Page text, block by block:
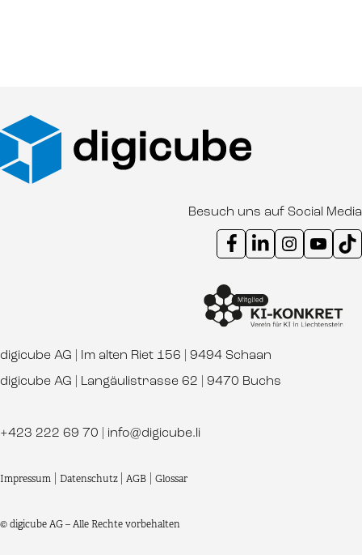
Besuch uns auf Social Media
Instagram Kanal digicube
Youtube Kanal
digicube AG | Im alten Riet 156 | 9494 Schaan
digicube AG | Langäulistrasse 62 | 9470 Buchs
+423 222 69 70 info@digicube.li
Impressum Datenschutz AGB Glossar
© digicube AG – Alle Rechte vorbehalten